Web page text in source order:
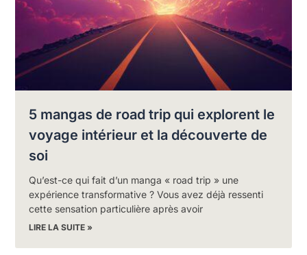
5 mangas de road trip qui explorent le
voyage intérieur et la découverte de
soi
Qu’est-ce qui fait d’un manga « road trip » une
expérience transformative ? Vous avez déjà ressenti
cette sensation particulière après avoir
LIRE LA SUITE »